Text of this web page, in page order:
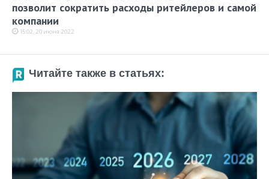
позволит сократить расходы ритейлеров и самой
компании
15:02, 20 июня 2022
Читайте также в статьях: